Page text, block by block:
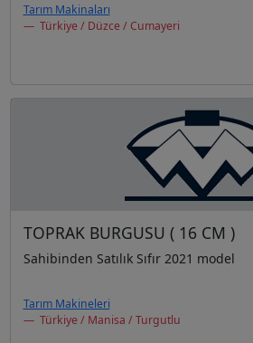
Tarım Makinaları
Türkiye / Düzce / Cumayeri
TOPRAK BURGUSU ( 16 CM )
Sahibinden Satılık Sıfır 2021 model
Tarım Makineleri
Türkiye / Manisa / Turgutlu